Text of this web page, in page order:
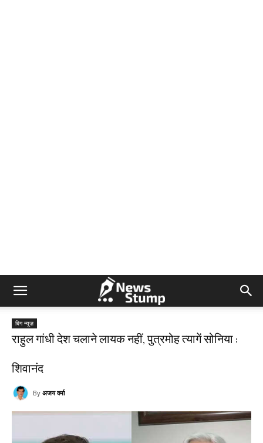
बिग न्यूज़
राहुल गांधी देश चलाने लायक नहीं, पुत्रमोह त्यागें सोनिया :
शिवानंद
By अजय वर्मा